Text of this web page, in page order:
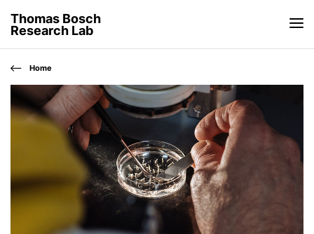
Thomas Bosch
Research Lab
Home